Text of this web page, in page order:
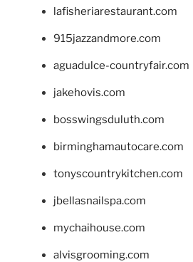
lafisheriarestaurant.com
915jazzandmore.com
aguadulce-countryfair.com
jakehovis.com
bosswingsduluth.com
birminghamautocare.com
tonyscountrykitchen.com
jbellasnailspa.com
mychaihouse.com
alvisgrooming.com